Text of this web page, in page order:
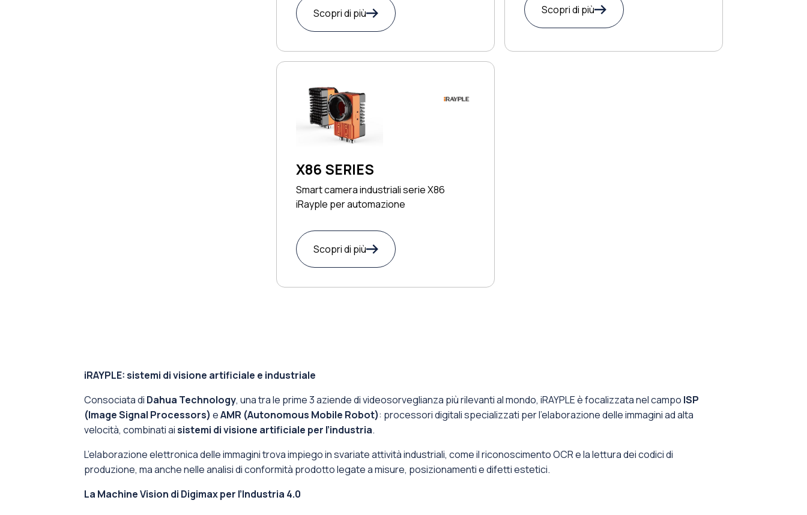
Scopri di più Scopri di più
X86 SERIES
Smart camera industriali serie X86
iRayple per automazione
Scopri di più
iRAYPLE: sistemi di visione artificiale e industriale
Consociata di ​ Dahua Technology​, una tra le prime 3 aziende di videosorveglianza più rilevanti al mondo, iRAYPLE è focalizzata nel campo ​ISP​
(Image Signal Processors) eAMR (Autonomous Mobile Robot): processori digitali specializzati per l’elaborazione delle immagini ad alta
velocità, combinati ai ​sistemi di visione artificiale per l’industria​.
L’elaborazione elettronica delle immagini trova impiego in ​svariate attività industriali​, come il riconoscimento OCR e la lettura dei codici di
produzione, ma anche nelle ​analisi di conformità prodotto​ legate a misure, posizionamenti e difetti estetici.
La Machine Vision di Digimax per l’Industria 4.0